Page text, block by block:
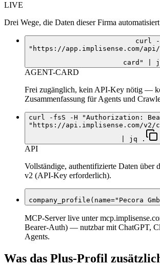
LIVE
Drei Wege, die Daten dieser Firma
curl -
"https://app.implisense.com/api/
card" |
AGENT-CARD
Frei zugänglich, kein API-Key nötig —
Zusammenfassung für Agents und
curl -fsS -H "Authorization: Bearer
"https://api.implisense.com/v2/
| jq .
API
Vollständige, authentifizierte Daten über
v2 (API-Key erforderlich).
company_profile(name="Pecora
MCP-Server live unter
Bearer-Auth) — nutzbar mit ChatGPT,
Agents.
Was das Plus-Profil